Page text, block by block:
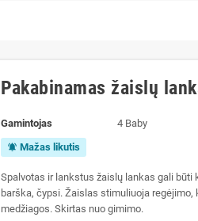
Pakabinamas žaislų
Gamintojas 4 Baby
notifications_active Mažas likutis
Spalvotas ir lankstus žaislų lankas gali
barška, čypsi. Žaislas stimuliuoja
medžiagos. Skirtas nuo gimimo.